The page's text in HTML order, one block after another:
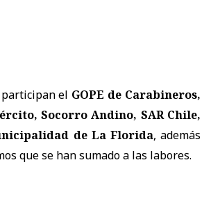
el GOPE de Carabineros,
Socorro Andino, SAR Chile,
de La Florida, además
que se han sumado a las labores.